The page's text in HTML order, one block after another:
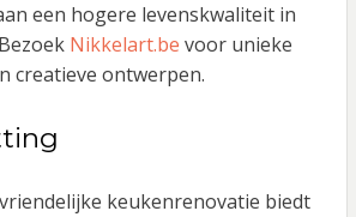
een hogere levenskwaliteit in
Nikkelart.be voor unieke
creatieve ontwerpen.
keukenrenovatie biedt